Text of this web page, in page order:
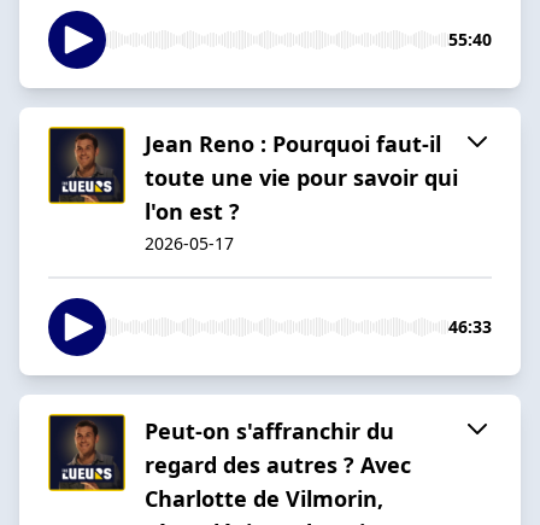
55:40
Jean Reno : Pourquoi faut-il
toute une vie pour savoir qui
l'on est ?
2026-05-17
46:33
Peut-on s'affranchir du
regard des autres ? Avec
Charlotte de Vilmorin,